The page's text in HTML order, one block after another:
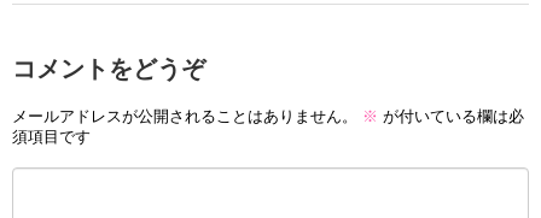
コメントをどうぞ
メールアドレスが公開されることはありません。 ※ が付いている欄は必
須項目です